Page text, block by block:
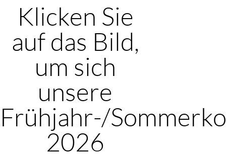
Klicken Sie
auf das Bild,
um sich
unsere
Frühjahr-/
2026